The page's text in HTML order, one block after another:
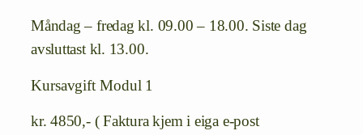
Måndag – fredag kl. 09.00 – 18.00. Siste dag
avsluttast kl. 13.00.
Kursavgift Modul 1
kr. 4850,- ( Faktura kjem i eiga e-post